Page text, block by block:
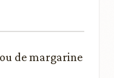
de margarine